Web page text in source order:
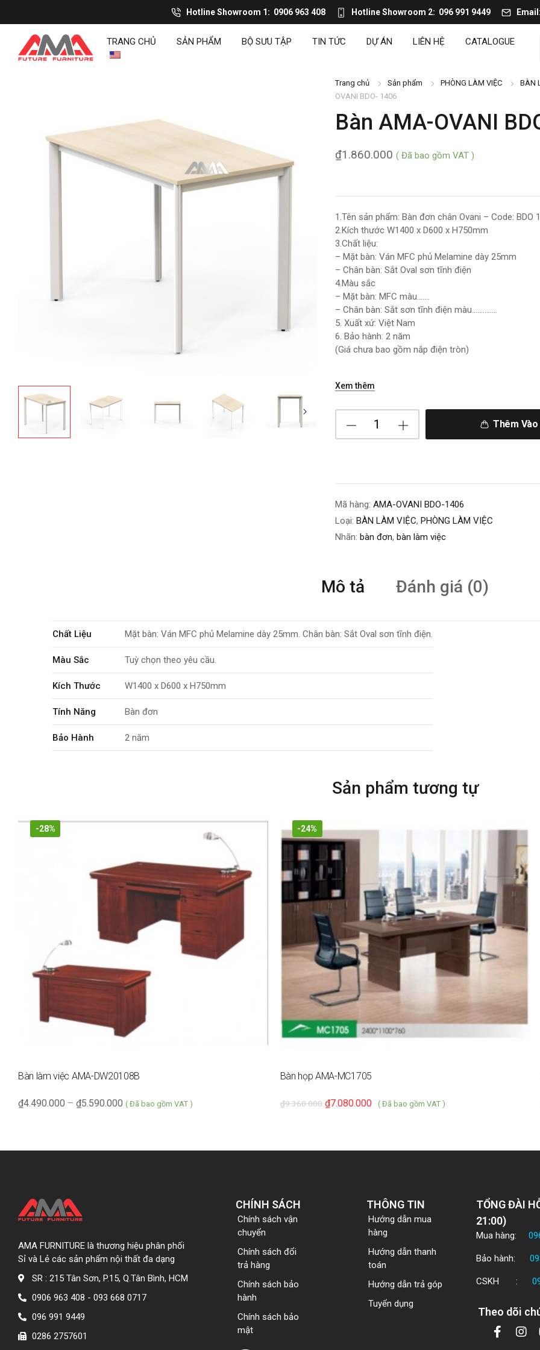
Hotline Showroom 1 0906 963 408 Hotline Showroom 2 096 991 9449 Email
TRANG CHỦ SẢN PHẨM BỘ SƯU TẬP TIN TỨC DỰ ÁN LIÊN HỆ CATALOGUE
Trang chủ Sản phẩm PHÒNG LÀM VIỆC BÀN
OVANI BDO- 1406
Bàn AMA-OVANI
1.860.000
₫ ( Đã bao gồm VAT )
1.Tên sản phẩm: Bàn đơn chân Ovani – Code: BDO
2.Kích thước W1400 x D600 x H750mm
3.Chất liệu:
– Mặt bàn: Ván MFC phủ Melamine dày 25mm
– Chân bàn: Sắt Oval sơn tĩnh điện
4.Màu sắc
– Mặt bàn: MFC màu…….
– Chân bàn: Sắt sơn tĩnh điện màu…………..
5. Xuất xứ: Việt Nam
6. Bảo hành: 2 năm
(Giá chưa bao gồm nắp điện tròn)
Xem thêm
Thêm Vào
Mã hàng: AMA-OVANI BDO-1406
Loại: BÀN LÀM VIỆC, PHÒNG LÀM VIỆC
Nhãn: bàn đơn, bàn làm việc
Mô tả Đánh giá (0)
Chất Liệu Mặt bàn: Ván MFC phủ Melamine dày 25mm. Chân bàn: Sắt Oval sơn tĩnh điện.
Màu Sắc Tuỳ chọn theo yêu cầu.
Kích Thước W1400 x D600 x H750mm
Tính Năng Bàn đơn
Bảo Hành 2 năm
Sản phẩm tương tự
-28%
Bàn làm việc AMA-DW20108B
4.490.000
₫ – 5.590.000
₫ ( Đã bao gồm VAT )
-24%
Bàn họp AMA-MC1705
9.360.000
₫ 7.080.000
₫ ( Đã bao gồm VAT )
AMA FURNITURE là thương hiệu phân phối
Sỉ và Lẻ các sản phẩm nội thất đa dạng
SR : 215 Tân Sơn, P.15, Q.Tân Bình, HCM
0906 963 408 - 093 668 0717
096 991 9449
0286 2757601
CHÍNH SÁCH
Chính sách vận
chuyển
Chính sách đổi
trả hàng
Chính sách bảo
hành
Chính sách bảo
mật
THÔNG TIN
Hướng dẫn mua
hàng
Hướng dẫn thanh
toán
Hướng dẫn trả góp
Tuyển dụng
TỔNG ĐÀI
21:00)
Mua hàng:
Bảo hành:
CSKH :
Theo dõi